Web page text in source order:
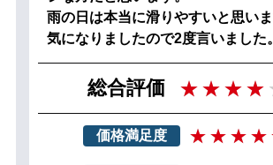
雨の日は本当に滑りやすいと思いま
気になりましたので2度言いました。
総合評価
価格満足度